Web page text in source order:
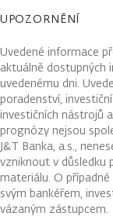
UPOZORNĚNÍ
Uvedené informace
aktuálně dostupných
uvedenému dni.
poradenství,
investičních nástrojů
prognózy nejsou
J&T Banka, a.s.,
vzniknout v důsledku
materiálu. O
svým bankéřem,
vázaným zástupcem.